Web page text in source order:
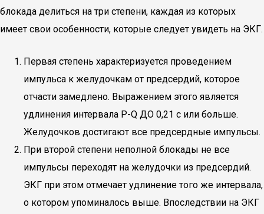
блокада делиться на три степени, каждая из которых
имеет свои особенности, которые следует увидеть на ЭКГ.
Первая степень характеризуется проведением
импульса к желудочкам от предсердий, которое
отчасти замедлено. Выражением этого является
удлинения интервала P-Q ДО 0,21 с или больше.
Желудочков достигают все предсердные импульсы.
При второй степени неполной блокады не все
импульсы переходят на желудочки из предсердий.
ЭКГ при этом отмечает удлинение того же интервала,
о котором упоминалось выше. Впоследствии на ЭКГ